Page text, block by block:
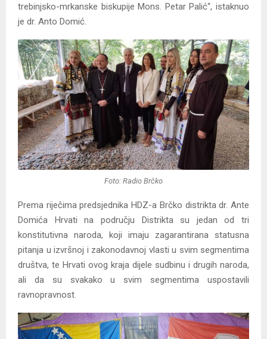
trebinjsko-mrkanske biskupije Mons. Petar Palić“, istaknuo
je dr. Anto Domić.
Foto: Radio Brčko
Prema riječima predsjednika HDZ-a Brčko distrikta dr. Ante
Domića Hrvati na području Distrikta su jedan od tri
konstitutivna naroda, koji imaju zagarantirana statusna
pitanja u izvršnoj i zakonodavnoj vlasti u svim segmentima
društva, te Hrvati ovog kraja dijele sudbinu i drugih naroda,
ali da su svakako u svim segmentima uspostavili
ravnopravnost.